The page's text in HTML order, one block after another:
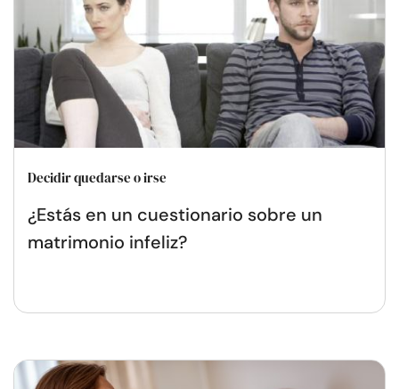
Decidir quedarse o irse
¿Estás en un cuestionario sobre un
matrimonio infeliz?